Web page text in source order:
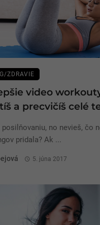
ZDRAVIE
video
a precvičíš celé
no nevieš, čo
pridala? Ak ...
5. júna 2017